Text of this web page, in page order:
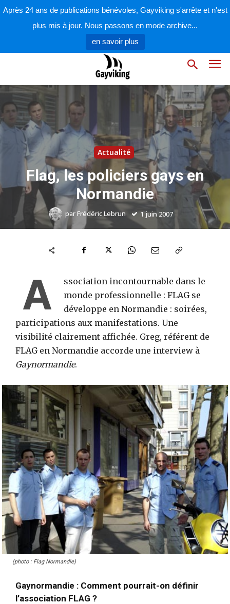
Après 24 ans de publications bénévoles, Gayviking s'arrête et n'est
plus mis à jour. Nous passons en mode archive...
en savoir plus
Actualité
Flag, les policiers gays en
Normandie
parFrédéric Lebrun 1 juin 2007
A
ssociation incontournable dans le
monde professionnelle : FLAG se
développe en Normandie : soirées,
participations aux manifestations. Une
visibilité clairement affichée. Greg, référent de
FLAG en Normandie accorde une interview à
Gaynormandie.
(photo : Flag Normandie)
Gaynormandie : Comment pourrait-on définir
l’association FLAG ?